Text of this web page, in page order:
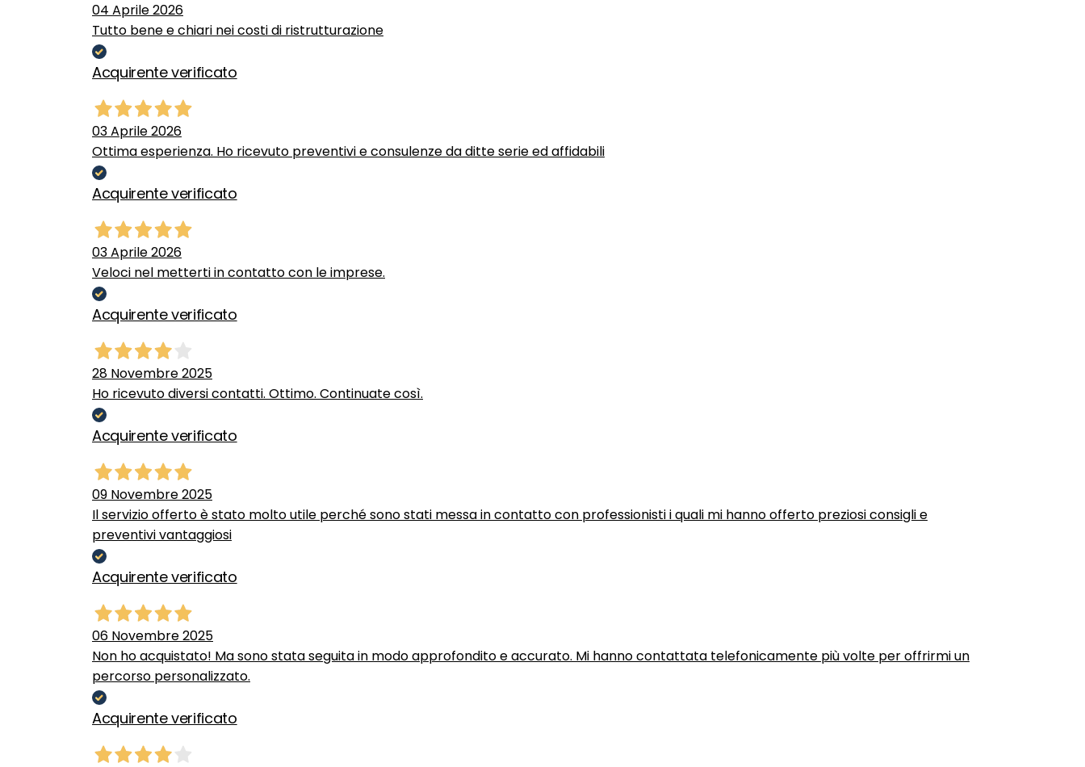
04 Aprile 2026
Tutto bene e chiari nei costi di ristrutturazione
Acquirente verificato
03 Aprile 2026
Ottima esperienza. Ho ricevuto preventivi e consulenze da ditte serie ed affidabili
Acquirente verificato
03 Aprile 2026
Veloci nel metterti in contatto con le imprese.
Acquirente verificato
28 Novembre 2025
Ho ricevuto diversi contatti. Ottimo. Continuate così.
Acquirente verificato
09 Novembre 2025
Il servizio offerto è stato molto utile perché sono stati messa in contatto con professionisti i quali mi hanno offerto preziosi consigli e
preventivi vantaggiosi
Acquirente verificato
06 Novembre 2025
Non ho acquistato! Ma sono stata seguita in modo approfondito e accurato. Mi hanno contattata telefonicamente più volte per offrirmi un
percorso personalizzato.
Acquirente verificato